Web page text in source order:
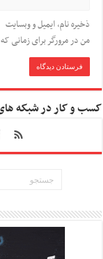
ذخیره نام، ایمیل و وبسایت
من در مرورگر برای زمانی
کسب و کار در شبکه